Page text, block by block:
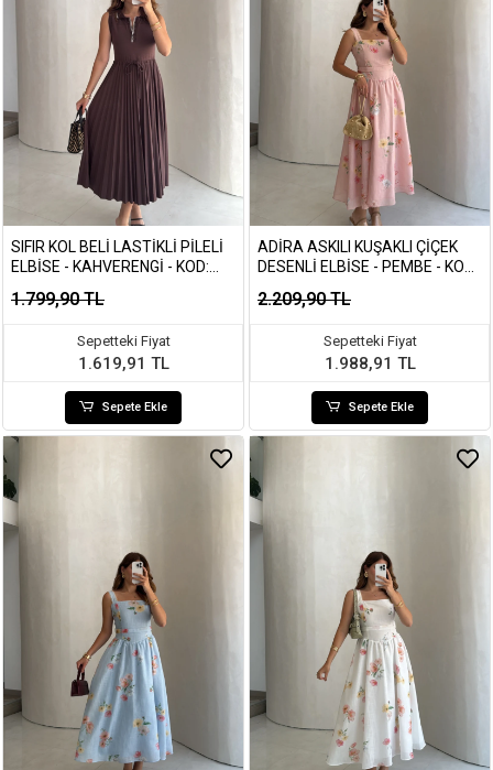
SIFIR KOL BELI LASTIKLI PILELI
ELBISE - KAHVERENGI - KOD:
1.799,90 TL
Sepetteki Fiyat
1.619,91 TL
Sepete Ekle
ADIRA ASKILI KUŞAKLI ÇIÇEK
DESENLI ELBISE - PEMBE - KOD:
2.209,90 TL
Sepetteki Fiyat
1.988,91 TL
Sepete Ekle